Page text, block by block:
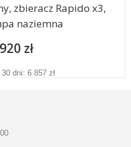
zbieracz Rapido x3,
naziemna
zł
dni: 6 857 zł